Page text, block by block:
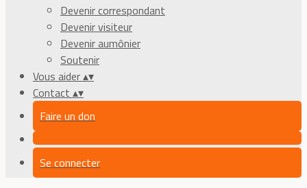
Devenir correspondant
Devenir visiteur
Devenir aumônier
Soutenir
Vous aider▴▾
Contact ▴▾
Faire un don
Se connecter